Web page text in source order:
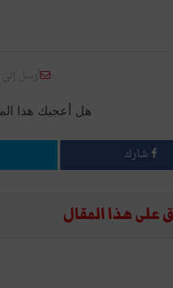
أرسل
هل أعجبك هذا
شارك
على هذا المقال